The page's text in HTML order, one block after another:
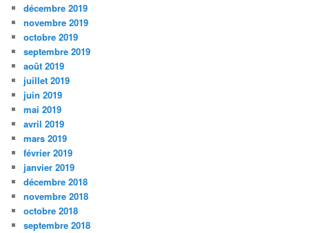
décembre 2019
novembre 2019
octobre 2019
septembre 2019
août 2019
juillet 2019
juin 2019
mai 2019
avril 2019
mars 2019
février 2019
janvier 2019
décembre 2018
novembre 2018
octobre 2018
septembre 2018